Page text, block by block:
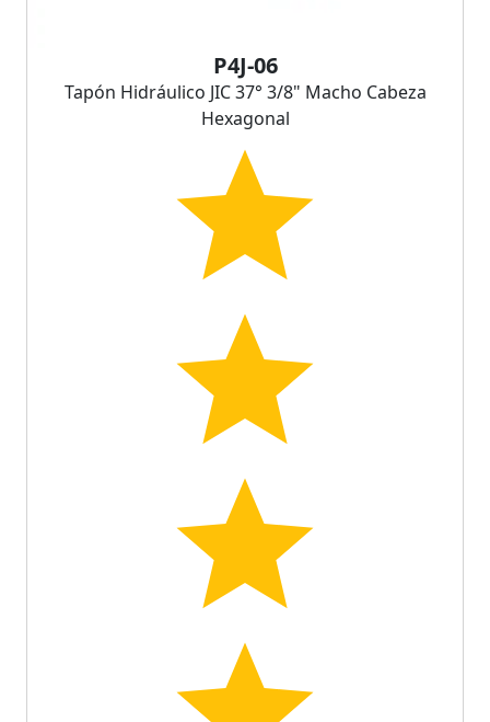
P4J-06
Tapón Hidráulico JIC 37° 3/8" Macho Cabeza
Hexagonal